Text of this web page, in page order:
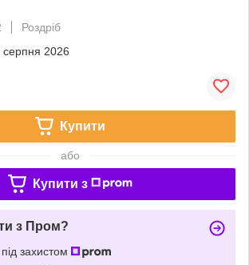
Роздріб
серпня 2026
Купити
або
Купити з
з Пром?
захистом